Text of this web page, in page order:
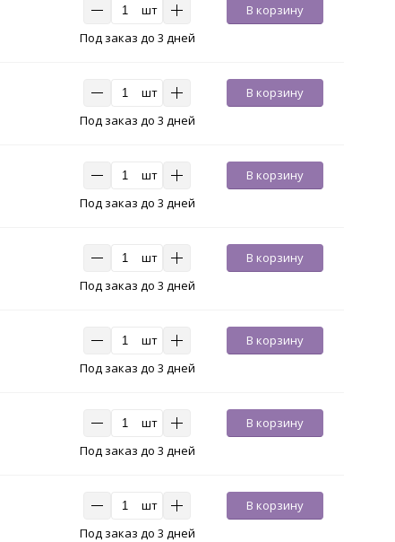
шт
В корзину
Под заказ до 3 дней
шт
В корзину
Под заказ до 3 дней
шт
В корзину
Под заказ до 3 дней
шт
В корзину
Под заказ до 3 дней
шт
В корзину
Под заказ до 3 дней
шт
В корзину
Под заказ до 3 дней
шт
В корзину
Под заказ до 3 дней